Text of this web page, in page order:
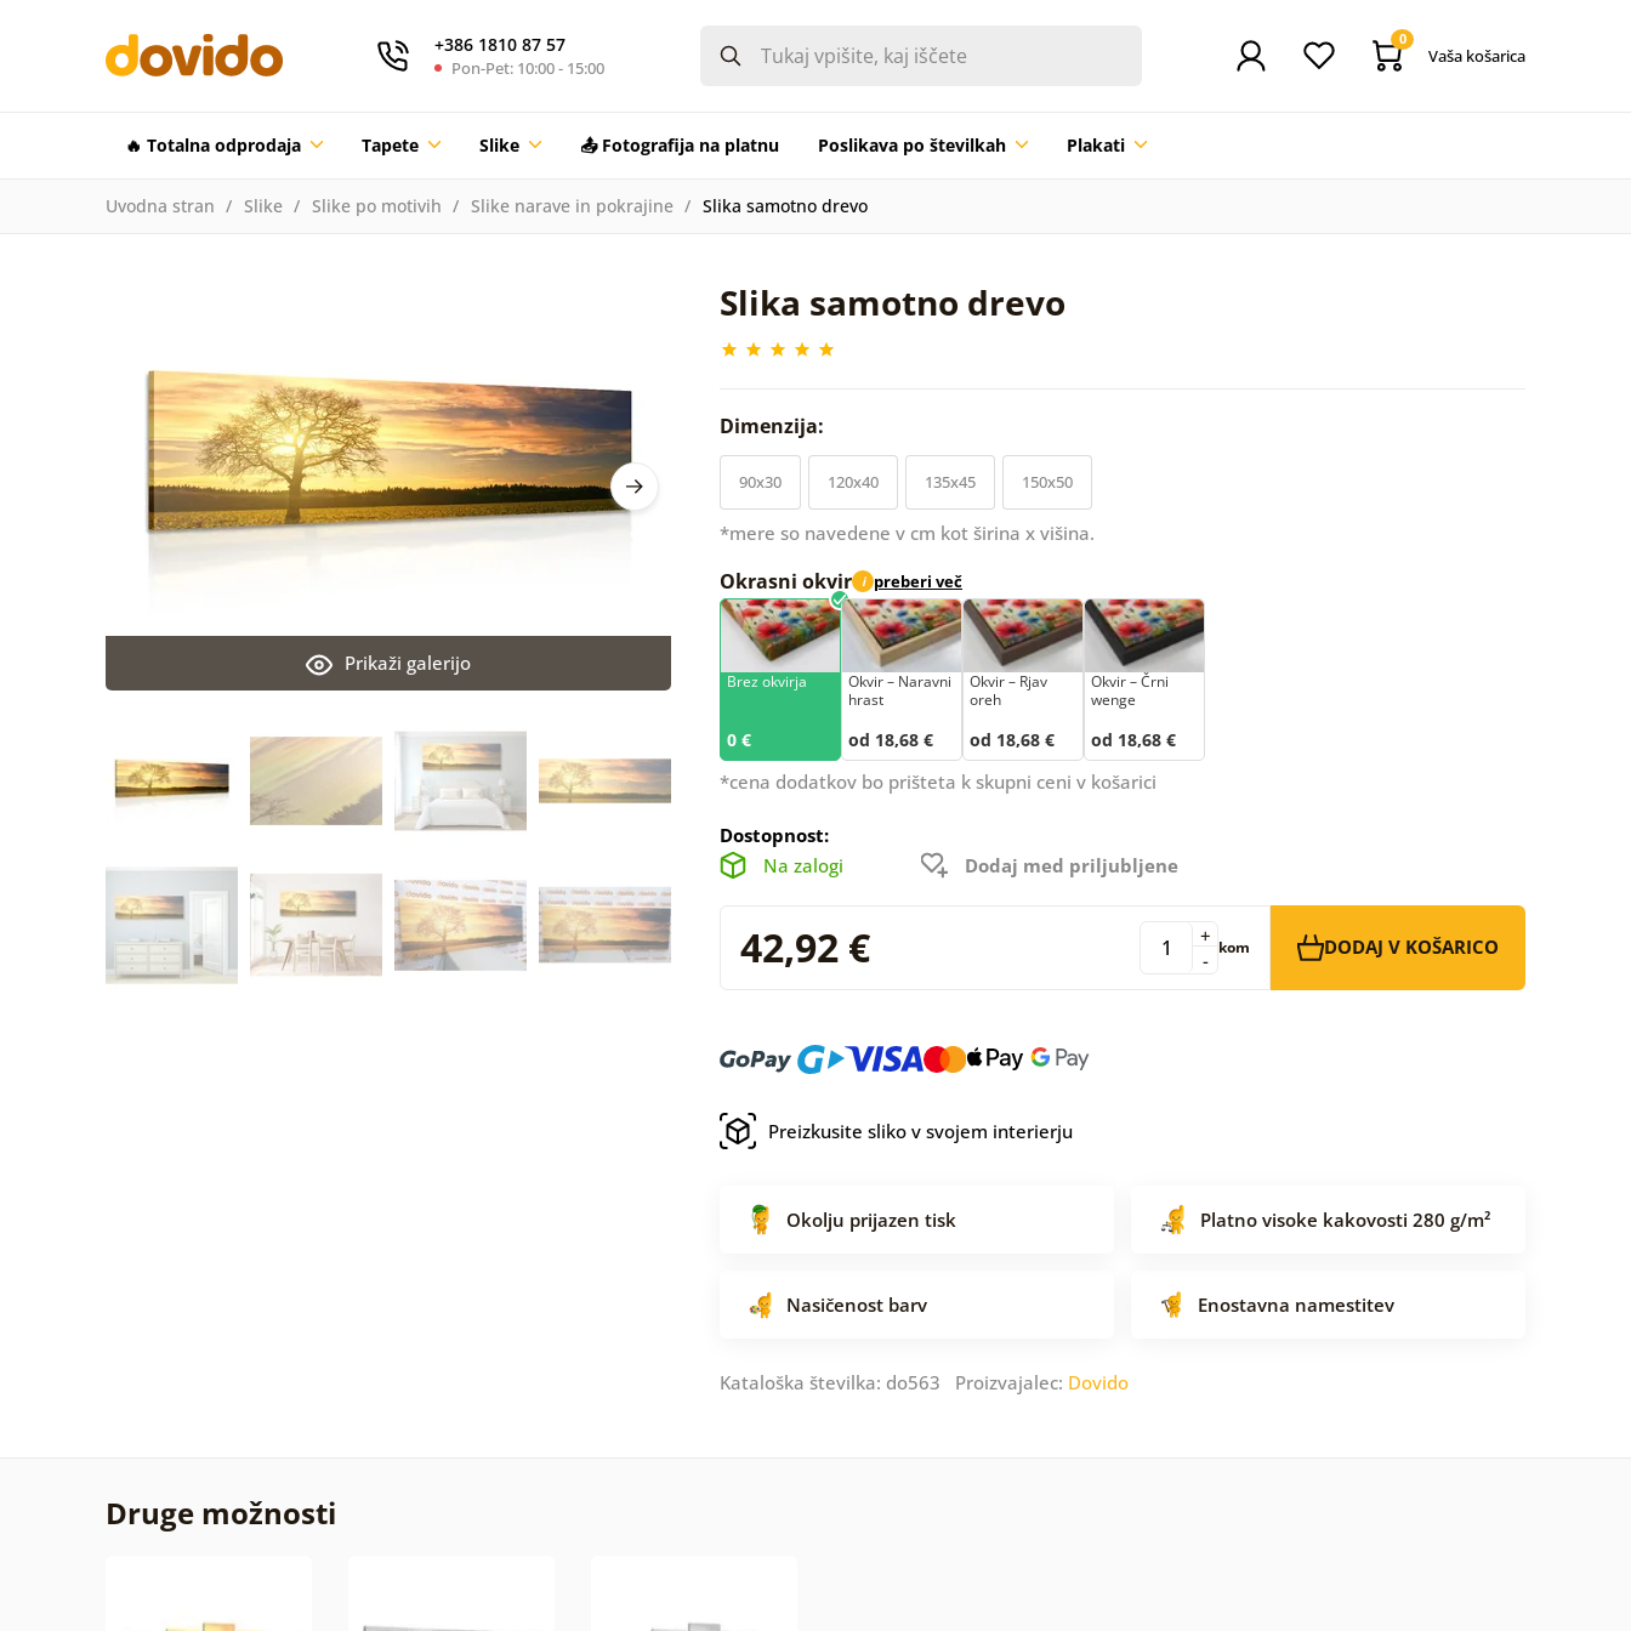
+386 1810 87 57
Pon-Pet: 10:00 - 15:00
0
Vaša košarica
🔥 Totalna odprodaja Tapete Slike 📤 Fotografija na platnu Poslikava po številkah Plakati
Uvodna stran Slike Slike po motivih Slike narave in pokrajine Slika samotno drevo
Slika samotno drevo
Prikaži galerijo
Dimenzija:
90x30 120x40 135x45 150x50
*mere so navedene v cm kot širina x višina.
Okrasni okvir i preberi več
Brez okvirja
0 €
Okvir – Naravni
hrast
od 18,68 €
Okvir – Rjav
oreh
od 18,68 €
Okvir – Črni
wenge
od 18,68 €
*cena dodatkov bo prišteta k skupni ceni v košarici
Dostopnost:
Na zalogi
Dodaj med priljubljene
42,92 € -
+ kom DODAJ V KOŠARICO
Preizkusite sliko v svojem interierju
Okolju prijazen tisk Platno visoke kakovosti 280 g/m²
Nasičenost barv Enostavna namestitev
Kataloška številka: do563 Proizvajalec: Dovido
Druge možnosti